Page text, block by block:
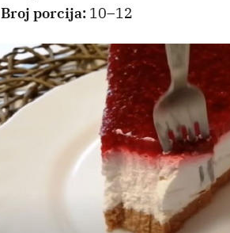
Broj porcija: 10–12